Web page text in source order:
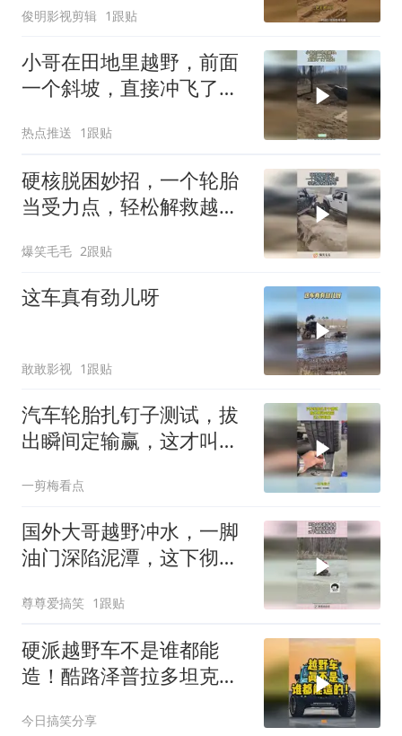
俊明影视剪辑 1跟贴
小哥在田地里越野，前面
一个斜坡，直接冲飞了出
热点推送 1跟贴
硬核脱困妙招，一个轮胎
当受力点，轻松解救越野
爆笑毛毛 2跟贴
这车真有劲儿呀
敢敢影视 1跟贴
汽车轮胎扎钉子测试，拔
出瞬间定输赢，这才叫轮
一剪梅看点
国外大哥越野冲水，一脚
油门深陷泥潭，这下彻底
尊尊爱搞笑 1跟贴
硬派越野车不是谁都能
造！酷路泽普拉多坦克
今日搞笑分享